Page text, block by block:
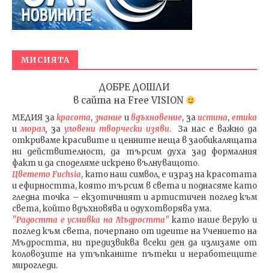
МИСИЯТА
ДОБРЕ ДОШЛИ
в сайта на Free VISION
МЕДИЯ закрасота, знаниеивдъхновение, заистина, етика
иморал, за уловени творчески изяви. За нас е важно да
откриваме красивите и ценните неща в заобикалящата
ни действителност, да търсим духа зад формалния
факт и да споделяме искрено вълнуващото.
Цветето Fuchsia, като наш символ, е израз на красотата
и ефирността, която търсим в света и поднасяме като
гледна точка – екзотичният и артистичен поглед към
света, който вдъхновява и одухотворява ума.
"Радостта е усмивка на Мъдростта"като наше верую и
поглед към света, почерпано от идеите на Учението на
Мъдростта, ни предизвиква всеки ден да излизаме от
коловозите на утъпканите пътеки и неработещите
мирогледи.